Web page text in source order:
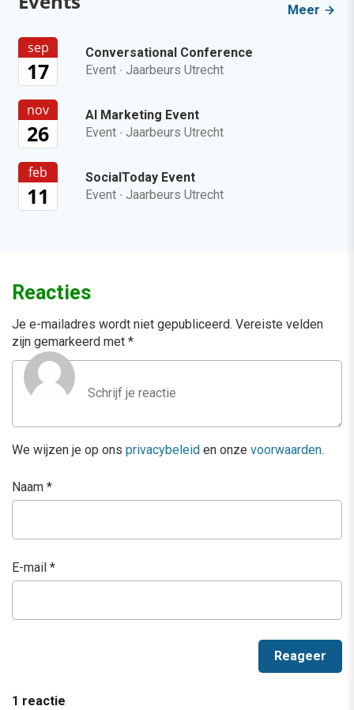
Meer
sep
17
Conversational Conference
Event · Jaarbeurs Utrecht
nov
26
AI Marketing Event
Event · Jaarbeurs Utrecht
feb
11
SocialToday Event
Event · Jaarbeurs Utrecht
Reacties
Je e-mailadres wordt niet gepubliceerd. Vereiste velden
zijn gemarkeerd met *
We wijzen je op ons privacybeleid en onze voorwaarden.
Naam *
E-mail *
1 reactie